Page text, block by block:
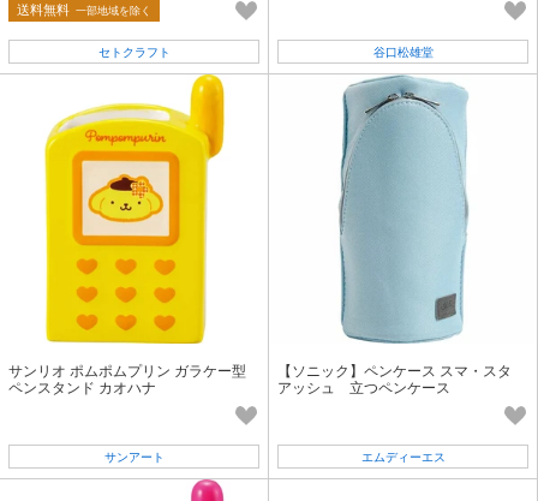
送料無料 一部地域を除く
セトクラフト 谷口松雄堂
サンリオ ポムポムプリン ガラケー型
ペンスタンド カオハナ
サンアート
【ソニック】ペンケース スマ・スタ
アッシュ 立つペンケース
エムディーエス